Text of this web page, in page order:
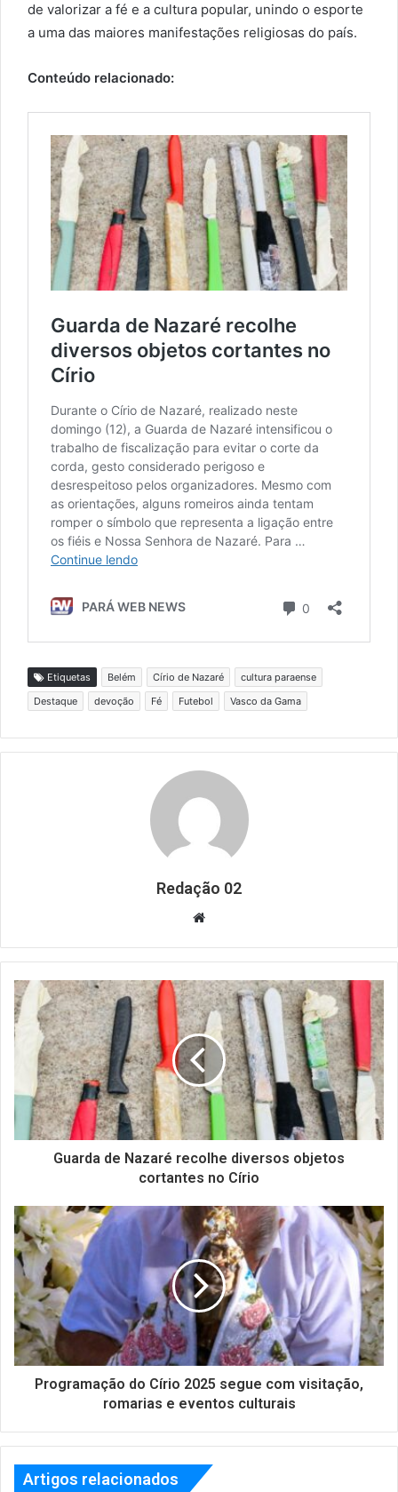
de valorizar a fé e a cultura popular, unindo o esporte
a uma das maiores manifestações religiosas do país.
Conteúdo relacionado:
Etiquetas Belém Círio de Nazaré
cultura paraense
Destaque
devoção Fé Futebol Vasco da Gama
Redação 02
Website
Guarda de Nazaré recolhe diversos objetos
cortantes no Círio
Programação do Círio 2025 segue com visitação,
romarias e eventos culturais
Artigos relacionados